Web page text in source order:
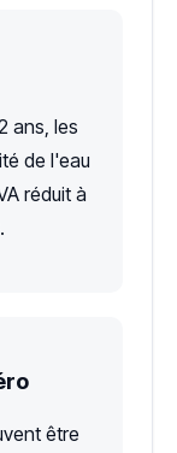
ans, les
de l'eau
réduit à
être